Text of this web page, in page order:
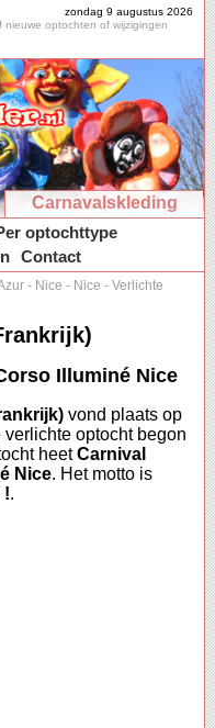
zondag 9 augustus 2026
nieuwe optochten of wijzigingen
Carnavalskleding
optochttype
Contact
- Nice - Nice - Verlichte
Illuminé Nice
vond plaats op
verlichte optocht begon
heetCarnival
Nice. Het motto is
!.